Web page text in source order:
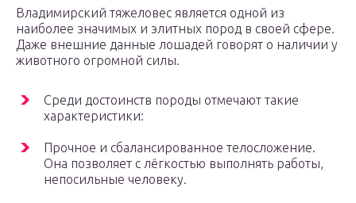
Владимирский тяжеловес является одной из
наиболее значимых и элитных пород в своей сфере.
Даже внешние данные лошадей говорят о наличии у
животного огромной силы.
Среди достоинств породы отмечают такие
характеристики:
Прочное и сбалансированное телосложение.
Она позволяет с лёгкостью выполнять работы,
непосильные человеку.